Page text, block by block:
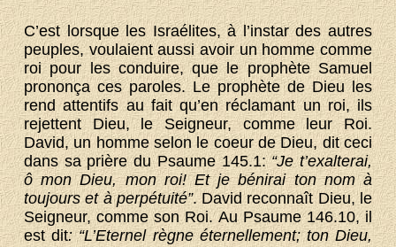
C’est lorsque les Israélites, à l’instar des autres
peuples, voulaient aussi avoir un homme comme
roi pour les conduire, que le prophète Samuel
prononça ces paroles. Le prophète de Dieu les
rend attentifs au fait qu’en réclamant un roi, ils
rejettent Dieu, le Seigneur, comme leur Roi.
David, un homme selon le coeur de Dieu, dit ceci
dans sa prière du Psaume 145.1:“Je t’exalterai,
ô mon Dieu, mon roi! Et je bénirai ton nom à
toujours et à perpétuité”. David reconnaît Dieu, le
Seigneur, comme son Roi. Au Psaume 146.10, il
est dit: “L’Eternel règne éternellement; ton Dieu,